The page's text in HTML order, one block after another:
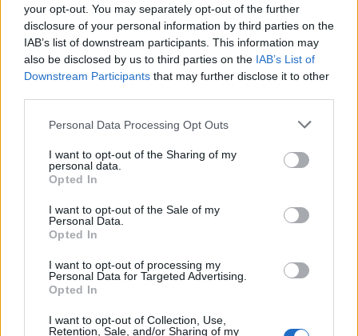
your opt-out. You may separately opt-out of the further
disclosure of your personal information by third parties on the
IAB’s list of downstream participants. This information may
also be disclosed by us to third parties on the IAB’s List of
Downstream Participants that may further disclose it to other
Please note that this website/app uses one or more Google
not limited to your visit or usage behaviour. You may click to
grant or deny consent to Google and its third-party tags to
use your data for below specified purposes in below Google
consent section.
Personal Data Processing Opt Outs
I want to opt-out of the Sharing of my
personal data.
Opted In
I want to opt-out of the Sale of my
Personal Data.
Opted In
I want to opt-out of processing my
Personal Data for Targeted Advertising.
Opted In
I want to opt-out of Collection, Use,
Retention, Sale, and/or Sharing of my
Mint mondja, van, hogy az évad vége felé „már
fogyóban a lendület és már-már automatizmussá fásul
néhány szerep”, de „ilyenkor tart az ember némi
önvizsgálatot, és megpróbál estéről estére újult erővel
alkalom, az aznap esti közönségnek minden bizonnyal
az első, és a mindenkori nézőt, legyen az
premierközönség, vagy az utolsó előadás nézője,
egyformán megilleti ugyanaz az izgalom lelkesedés és
Azt pedig mindenki tudja, hogy a színész lehet
felmegy a függöny, valahonnét mindig előkerül egy kis
tartalék energia. Ha tudnánk, ez honnan van,